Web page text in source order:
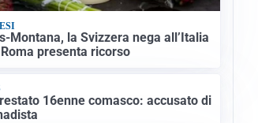
Montana, la Svizzera nega all’Italia
presenta ricorso
16enne comasco: accusato di